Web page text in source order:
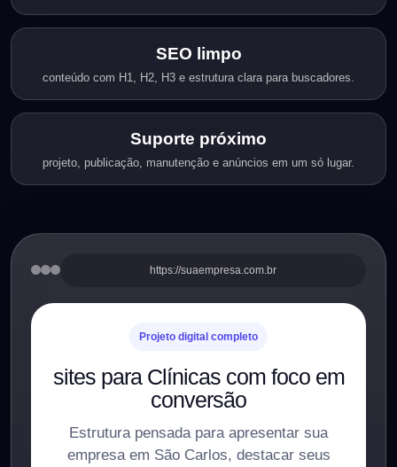
SEO limpo
conteúdo com H1, H2, H3 e estrutura clara para buscadores.
Suporte próximo
projeto, publicação, manutenção e anúncios em um só lugar.
https://suaempresa.com.br
Projeto digital completo
sites para Clínicas com foco em
conversão
Estrutura pensada para apresentar sua
empresa em São Carlos, destacar seus